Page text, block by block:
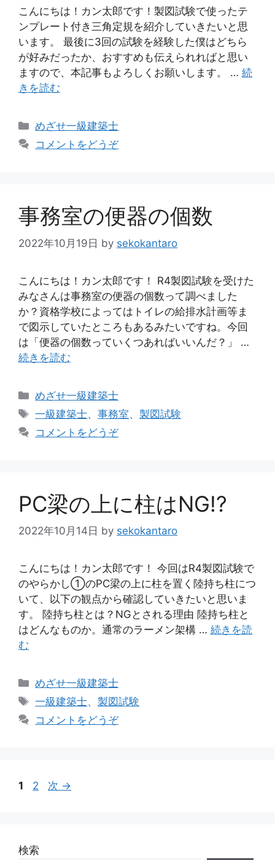
こんにちは！カン太郎です！製図試験で使ったテ
ンプレート付き三角定規を紹介していきたいと思
います。 最後に3回の試験を経験した僕はどちら
が好みだったか、おすすめも伝えられればと思い
ますので、本記事もよろしくお願いします。 … 続
きを読む
カ
テ
めざせ一級建築士
コメントをどうぞ
事務室の便器の個数
2022年10月19日 by sekokantaro
こんにちは！カン太郎です！ R4製図試験を受けた
みなさんは事務室の便器の個数って調べました
か？資格学校によってはトイレの給排水計画等ま
で図示していたところもあるみたいですね。今回
は「便器の個数っていくつあればいいんだ？」 …
続きを読む
カ
リ
めざせ一級建築士
タ
一級建築士、事務室、製図試験
コメントをどうぞ
PC梁の上に柱はNG!?
2022年10月14日 by sekokantaro
こんにちは！カン太郎です！ 今回はR4製図試験で
のやらかし①のPC梁の上に柱を置く陸持ち柱につ
いて、以下の観点から確認していきたいと思いま
す。 陸持ち柱とは？NGとされる理由 陸持ち柱と
はどんなものか。通常のラーメン架構 … 続きを読
む
カ
リ
めざせ一級建築士
タ
グ
一級建築士、製図試験
コメントをどうぞ
投
ゲ
ペ
1
ペ
2 次 →
検索